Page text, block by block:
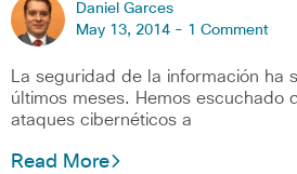
Daniel Garces
May 13, 2014 - 1 Comment
La seguridad de la información ha
últimos meses. Hemos escuchado
ataques cibernéticos a
Read More